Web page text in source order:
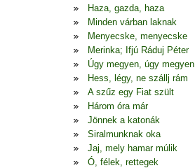
Haza, gazda, haza
Minden várban laknak
Menyecske, menyecske
Merinka; Ifjú Ráduj Péter
Úgy megyen, úgy megyen
Hess, légy, ne szállj rám
A szűz egy Fiat szült
Három óra már
Jönnek a katonák
Siralmunknak oka
Jaj, mely hamar múlik
Ó, félek, rettegek